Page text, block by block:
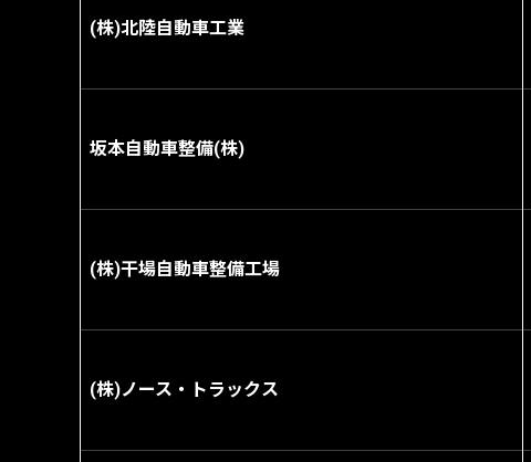
(株)北陸自動車工業
坂本自動車整備(株)
(株)干場自動車整備工場
(株)ノース・トラックス